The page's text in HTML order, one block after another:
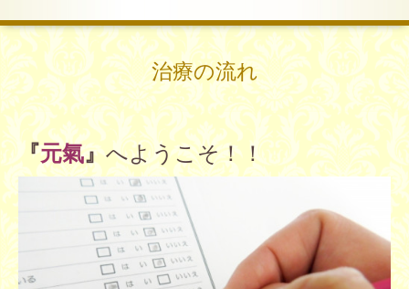
治療の流れ
『元氣』へようこそ！！